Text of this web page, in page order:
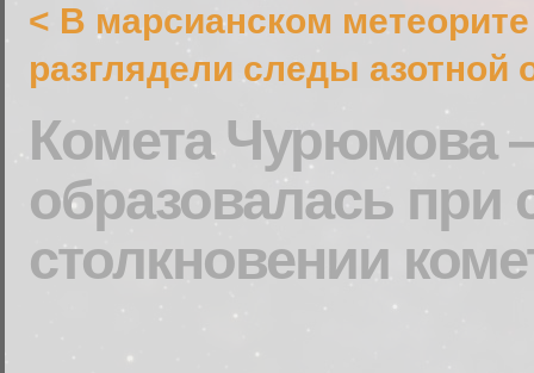
< В марсианском метеорите
разглядели следы азотной
Комета Чурюмова
образовалась при
столкновении